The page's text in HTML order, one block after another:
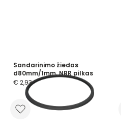
Sandarinimo žiedas
d80mm/1mm, NBR pilkas
€ 2,93